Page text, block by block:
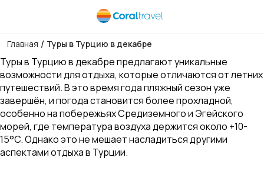
Главная / Туры в Турцию в декабре
Туры в Турцию в декабре предлагают уникальные
возможности для отдыха, которые отличаются от летних
путешествий. В это время года пляжный сезон уже
завершён, и погода становится более прохладной,
особенно на побережьях Средиземного и Эгейского
морей, где температура воздуха держится около +10-
15°C. Однако это не мешает насладиться другими
аспектами отдыха в Турции.